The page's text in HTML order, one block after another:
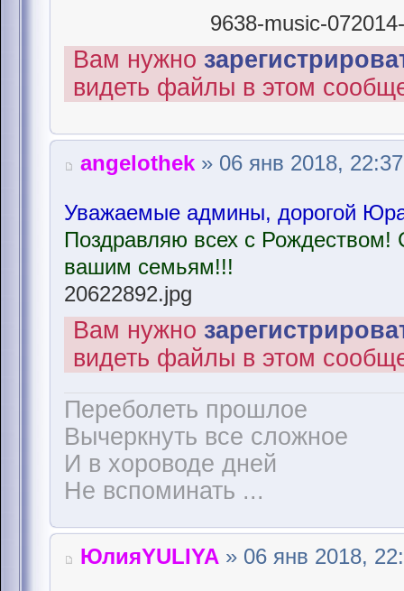
9638-music-
Вам нужно
видеть файлы в этом
angelothek » 06 янв 2018, 22:37
Уважаемые админы, дорогой
Поздравляю всех с
вашим семьям!!!
20622892.jpg
Вам нужно
видеть файлы в этом
Переболеть прошлое
Вычеркнуть все сложное
И в хороводе дней
Не вспоминать ...
ЮлияYULIYA » 06 янв 2018,